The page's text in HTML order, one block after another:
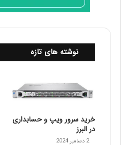
نوشته های تازه
خرید سرور ویپ و حسابداری
در البرز
2 دسامبر 2024